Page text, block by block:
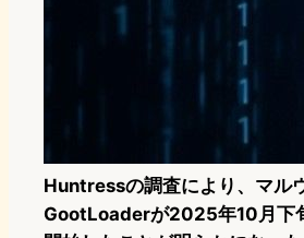
Huntressの調査により、マル
GootLoaderが2025年10月下